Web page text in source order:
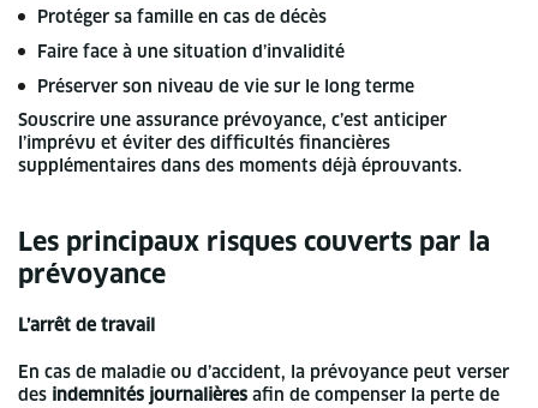
Protéger sa famille en cas de décès
Faire face à une situation d’invalidité
Préserver son niveau de vie sur le long terme
Souscrire une assurance prévoyance, c’est anticiper
l’imprévu et éviter des difficultés financières
supplémentaires dans des moments déjà éprouvants.
Les principaux risques couverts par la
prévoyance
L’arrêt de travail
En cas de maladie ou d’accident, la prévoyance peut verser
des indemnités journalières afin de compenser la perte de